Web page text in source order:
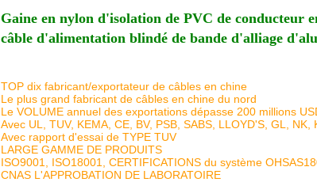
Gaine en nylon d'isolation de PVC de conducteur
câble d'alimentation blindé de bande d'alliage
TOP dix fabricant/exportateur de câbles en chine
Le plus grand fabricant de câbles en chine du nord
Le VOLUME annuel des exportations dépasse 200 millions
Avec UL, TUV, KEMA, CE, BV, PSB, SABS, LLOYD'S, GL,
Avec rapport d'essai de TYPE TUV
LARGE GAMME DE PRODUITS
ISO9001, ISO18001, CERTIFICATIONS du système
CNAS L'APPROBATION DE LABORATOIRE